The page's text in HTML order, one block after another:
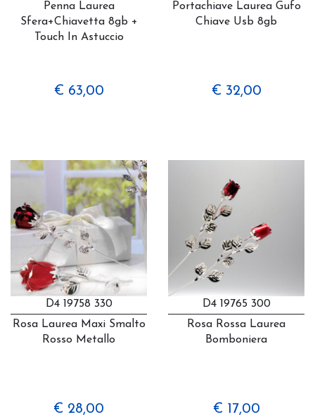
Penna Laurea
Sfera+chiavetta 8gb +
Touch In Astuccio
€ 63,00
Portachiave Laurea Gufo
Chiave Usb 8gb
€ 32,00
D4 19758 330
Rosa Laurea Maxi Smalto
Rosso Metallo
€ 28,00
D4 19765 300
Rosa Rossa Laurea
Bomboniera
€ 17,00